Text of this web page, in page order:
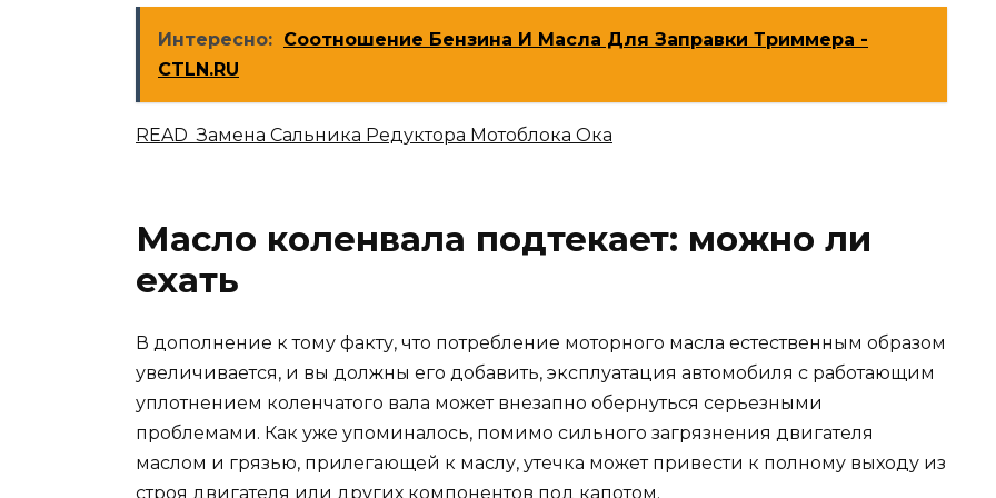
Интересно: Соотношение Бензина И Масла Для Заправки Триммера -
CTLN.RU
READ Замена Сальника Редуктора Мотоблока Ока
Масло коленвала подтекает: можно ли
ехать
В дополнение к тому факту, что потребление моторного масла естественным образом
увеличивается, и вы должны его добавить, эксплуатация автомобиля с работающим
уплотнением коленчатого вала может внезапно обернуться серьезными
проблемами. Как уже упоминалось, помимо сильного загрязнения двигателя
маслом и грязью, прилегающей к маслу, утечка может привести к полному выходу из
строя двигателя или других компонентов под капотом.